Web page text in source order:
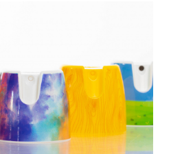
- Grâce à
intelligente et à une
d’impression